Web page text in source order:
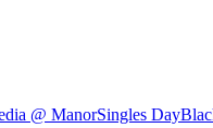
@ ManorSingles Day